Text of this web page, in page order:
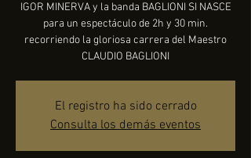
IGOR MINERVA y la banda BAGLIONI SI NASCE
para un espectáculo de 2h y 30 min.
recorriendo la gloriosa carrera del Maestro
CLAUDIO BAGLIONI
El registro ha sido cerrado
Consulta los demás eventos